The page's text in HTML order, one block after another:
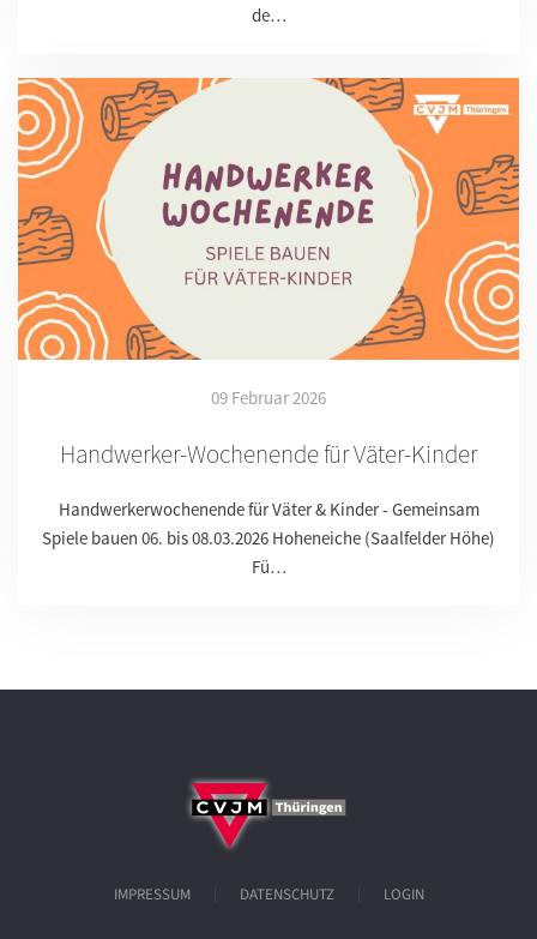
de…
09 Februar 2026
Handwerker-Wochenende für Väter-Kinder
Handwerkerwochenende für Väter & Kinder - Gemeinsam
Spiele bauen 06. bis 08.03.2026 Hoheneiche (Saalfelder Höhe)
Fü…
IMPRESSUM DATENSCHUTZ LOGIN